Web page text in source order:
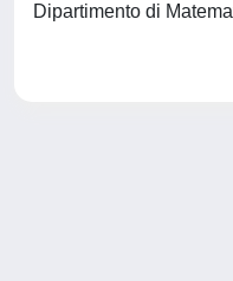
Dipartimento di